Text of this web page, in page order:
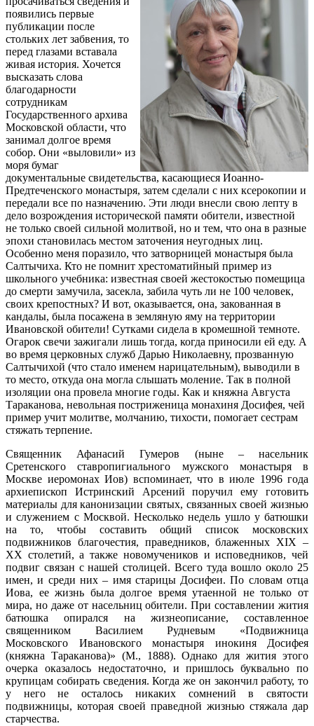
появились первые
публикации после
стольких лет забвения, то
перед глазами вставала
живая история. Хочется
высказать слова
благодарности
сотрудникам
Государственного архива
Московской области, что
занимал долгое время
собор. Они «выловили» из
моря бумаг
документальные свидетельства, касающиеся Иоанно-
Предтеченского монастыря, затем сделали с них ксерокопии и
передали все по назначению. Эти люди внесли свою лепту в
дело возрождения исторической памяти обители, известной
не только своей сильной молитвой, но и тем, что она в разные
эпохи становилась местом заточения неугодных лиц.
Особенно меня поразило, что затворницей монастыря была
Салтычиха. Кто не помнит хрестоматийный пример из
школьного учебника: известная своей жестокостью помещица
до смерти замучила, засекла, забила чуть ли не 100 человек,
своих крепостных? И вот, оказывается, она, закованная в
кандалы, была посажена в земляную яму на территории
Ивановской обители! Сутками сидела в кромешной темноте.
Огарок свечи зажигали лишь тогда, когда приносили ей еду. А
во время церковных служб Дарью Николаевну, прозванную
Салтычихой (что стало именем нарицательным), выводили в
то место, откуда она могла слышать моление. Так в полной
изоляции она провела многие годы. Как и княжна Августа
Тараканова, невольная постриженица монахиня Досифея, чей
пример учит молитве, молчанию, тихости, помогает сестрам
стяжать терпение.
Священник Афанасий Гумеров (ныне – насельник
Сретенского ставропигиального мужского монастыря в
Москве иеромонах Иов) вспоминает, что в июле 1996 года
архиепископ Истринский Арсений поручил ему готовить
материалы для канонизации святых, связанных своей жизнью
и служением с Москвой. Несколько недель ушло у батюшки
на то, чтобы составить общий список московских
подвижников благочестия, праведников, блаженных XIX –
XX столетий, а также новомучеников и исповедников, чей
подвиг связан с нашей столицей. Всего туда вошло около 25
имен, и среди них – имя старицы Досифеи. По словам отца
Иова, ее жизнь была долгое время утаенной не только от
мира, но даже от насельниц обители. При составлении жития
батюшка опирался на жизнеописание, составленное
священником Василием Рудневым «Подвижница
Московского Ивановского монастыря инокиня Досифея
(княжна Тараканова)» (М., 1888). Однако для жития этого
очерка оказалось недостаточно, и пришлось буквально по
крупицам собирать сведения. Когда же он закончил работу, то
у него не осталось никаких сомнений в святости
подвижницы, которая своей праведной жизнью стяжала дар
старчества.